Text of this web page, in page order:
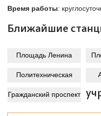
Спецтехника
Время работы:
Ближайшие
Площадь Ленина
Политехническая
Гражданский проспект